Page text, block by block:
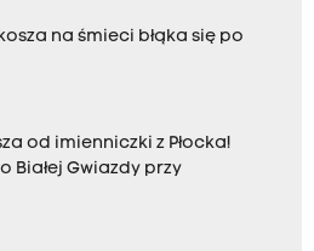
na śmieci błąka się po
od imienniczki z Płocka!
Białej Gwiazdy przy